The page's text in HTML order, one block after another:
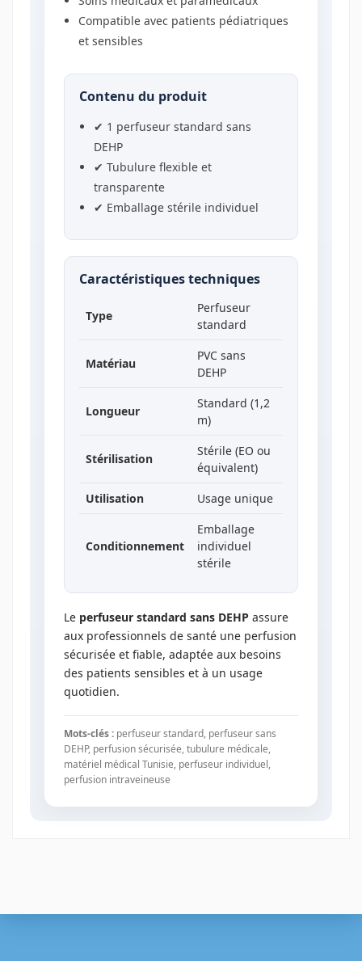
Compatible avec patients pédiatriques
et sensibles
Contenu du produit
✔ 1 perfuseur standard sans
DEHP
✔ Tubulure flexible et
transparente
✔ Emballage stérile individuel
Caractéristiques techniques
Type
Perfuseur
standard
Matériau
PVC sans
DEHP
Longueur
Standard (1,2
m)
Stérilisation
Stérile (EO ou
équivalent)
Utilisation
Usage unique
Conditionnement
Emballage
individuel
stérile
Le perfuseur standard sans DEHP assure
aux professionnels de santé une perfusion
sécurisée et fiable, adaptée aux besoins
des patients sensibles et à un usage
quotidien.
Mots-clés : perfuseur standard, perfuseur sans
DEHP, perfusion sécurisée, tubulure médicale,
matériel médical Tunisie, perfuseur individuel,
perfusion intraveineuse